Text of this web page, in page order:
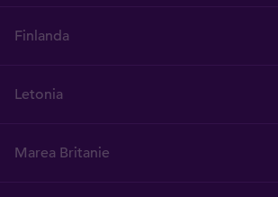
Finlanda
Letonia
Marea Britanie